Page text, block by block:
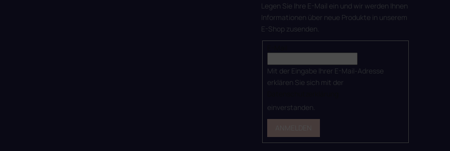
Legen Sie Ihre E-Mail ein und wir werden Ihnen
Informationen über neue Produkte in unserem
E-Shop zusenden.
Mit der Eingabe Ihrer E-Mail-Adresse
erklären Sie sich mit der
einverstanden.